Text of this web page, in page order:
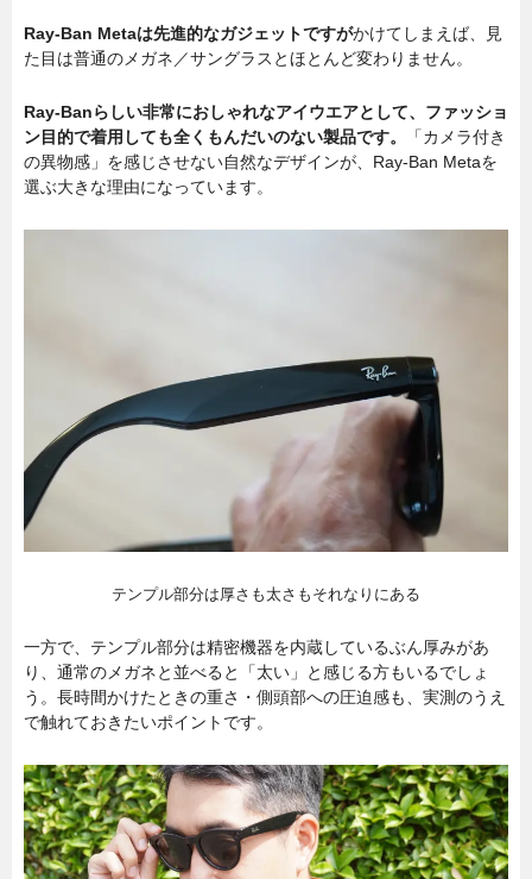
Ray-Ban Metaは先進的なガジェットですがかけてしまえば、見
た目は普通のメガネ／サングラスとほとんど変わりません。
Ray-Banらしい非常におしゃれなアイウエアとして、ファッショ
ン目的で着用しても全くもんだいのない製品です。
「カメラ付き
の異物感」を感じさせない自然なデザインが、Ray-Ban Metaを
選ぶ大きな理由になっています。
テンプル部分は厚さも太さもそれなりにある
一方で、テンプル部分は精密機器を内蔵しているぶん厚みがあ
り、通常のメガネと並べると「太い」と感じる方もいるでしょ
う。長時間かけたときの重さ・側頭部への圧迫感も、実測のうえ
で触れておきたいポイントです。